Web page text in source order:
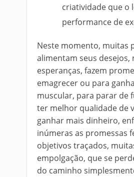
criatividade que o
performance de
Neste momento, muitas
alimentam seus desejos,
esperanças, fazem
emagrecer ou para
muscular, para parar de
ter melhor qualidade de
ganhar mais dinheiro,
inúmeras as promessas
objetivos traçados,
empolgação, que se
do caminho